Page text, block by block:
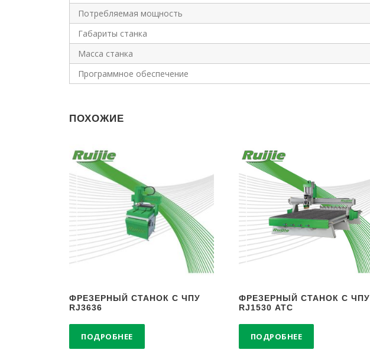
Потребляемая мощность
Габариты станка
Масса станка
Программное обеспечение
ПОХОЖИЕ
ФРЕЗЕРНЫЙ СТАНОК С ЧПУ
RJ3636
ПОДРОБНЕЕ
ФРЕЗЕРНЫЙ СТАНОК С ЧПУ
RJ1530 АТС
ПОДРОБНЕЕ